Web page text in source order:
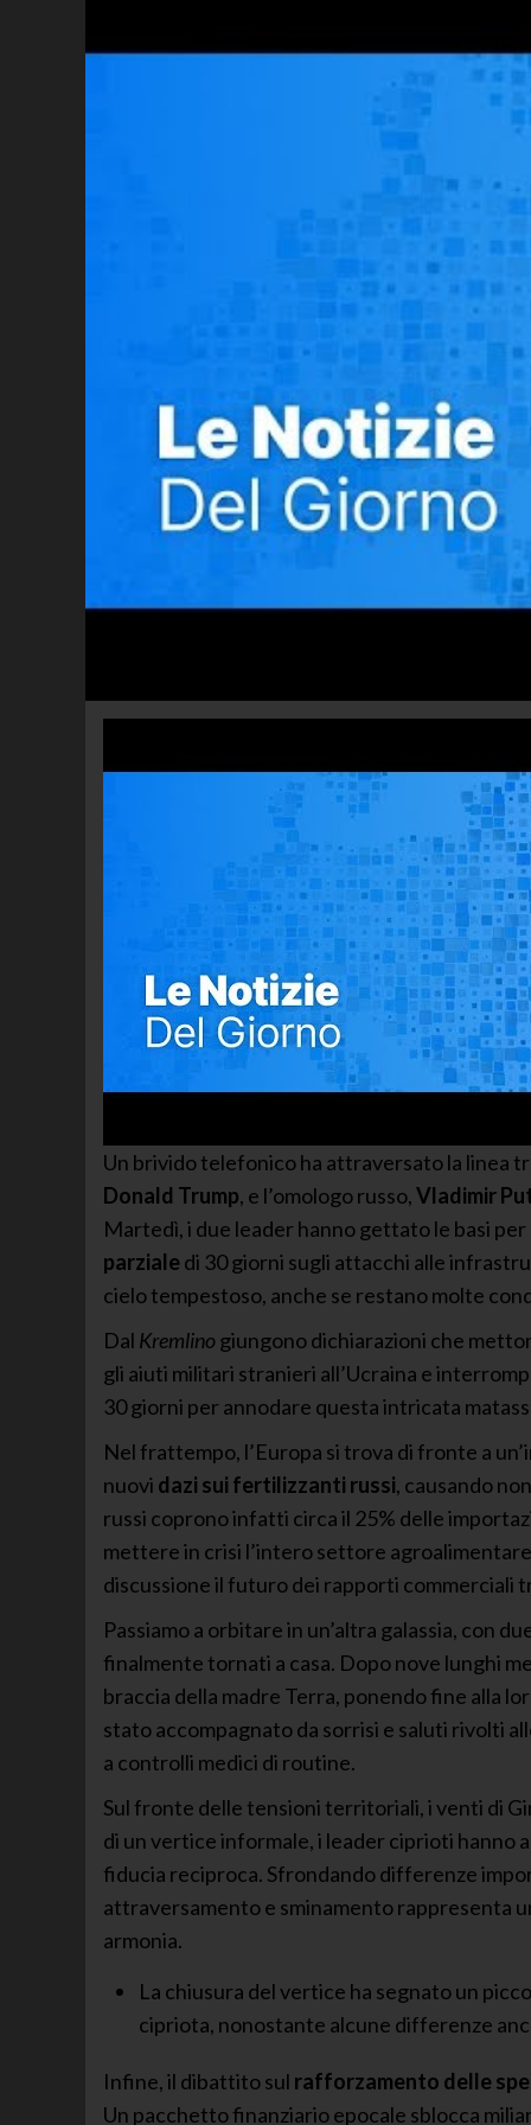
Un brivido telefonico ha attraversato la linea
Donald Trump, e l’omologo russo,Vladimir
Martedì, i due leader hanno gettato le basi
parzialedi 30 giorni sugli attacchi alle
cielo tempestoso, anche se restano molte
Dal Kremlinogiungono dichiarazioni che
gli aiuti militari stranieri all’Ucraina e
30 giorni per annodare questa intricata
Nel frattempo, l’Europa si trova di fronte a
nuovi dazi sui fertilizzanti russi, causando
russi coprono infatti circa il 25% delle
mettere in crisi l’intero settore
discussione il futuro dei rapporti commerciali
Passiamo a orbitare in un’altra galassia, con
finalmente tornati a casa. Dopo nove lunghi
braccia della madre Terra, ponendo fine alla
stato accompagnato da sorrisi e saluti rivolti
a controlli medici di routine.
Sul fronte delle tensioni territoriali, i venti di
di un vertice informale, i leader ciprioti
fiducia reciproca. Sfrondando differenze
attraversamento e sminamento rappresenta
armonia.
La chiusura del vertice ha segnato un
cipriota, nonostante alcune differenze
Infine, il dibattito sul rafforzamento delle
Un pacchetto finanziario epocale sblocca